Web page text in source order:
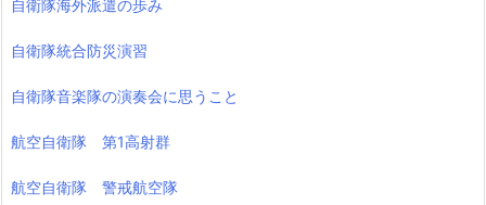
自衛隊海外派遣の歩み
自衛隊統合防災演習
自衛隊音楽隊の演奏会に思うこと
航空自衛隊 第1高射群
航空自衛隊 警戒航空隊